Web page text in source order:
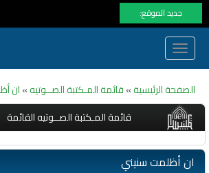
جديد الموقع:
Toggle
navigation
الصفحة الرئيسية»قائمة المـكتبة الصــوتيه»ان
قائمة المـكتبة الصــوتيه القائمة
ان أظلمت سنيني